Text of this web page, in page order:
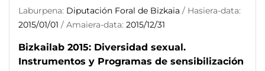
Laburpena: Diputación Foral de Bizkaia / Hasiera-data:
2015/01/01 / Amaiera-data: 2015/12/31
Bizkailab 2015: Diversidad sexual.
Instrumentos y Programas de sensibilización